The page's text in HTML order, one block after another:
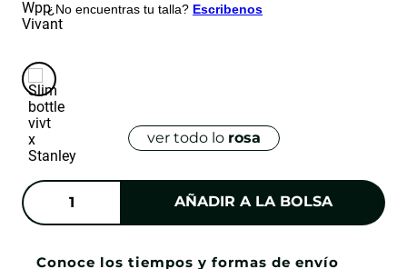
¿No encuentras tu talla? Escribenos
ver todo lo rosa
AÑADIR A LA BOLSA
Conoce los tiempos y formas de envío